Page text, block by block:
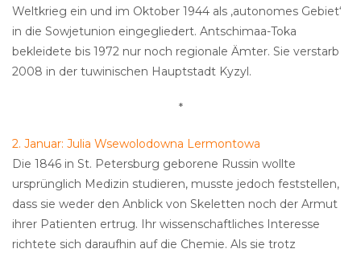
Weltkrieg ein und im Oktober 1944 als ‚autonomes Gebiet‘
in die Sowjetunion eingegliedert. Antschimaa-Toka
bekleidete bis 1972 nur noch regionale Ämter. Sie verstarb
2008 in der tuwinischen Hauptstadt Kyzyl.
*
2. Januar: Julia Wsewolodowna Lermontowa
Die 1846 in St. Petersburg geborene Russin wollte
ursprünglich Medizin studieren, musste jedoch feststellen,
dass sie weder den Anblick von Skeletten noch der Armut
ihrer Patienten ertrug. Ihr wissenschaftliches Interesse
richtete sich daraufhin auf die Chemie. Als sie trotz